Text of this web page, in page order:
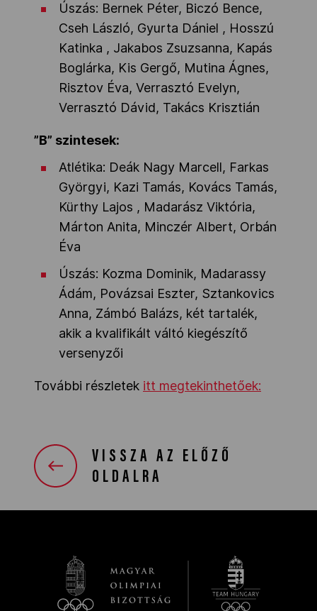
Úszás: Bernek Péter, Biczó Bence,
Cseh László, Gyurta Dániel , Hosszú
Katinka , Jakabos Zsuzsanna, Kapás
Boglárka, Kis Gergő, Mutina Ágnes,
Risztov Éva, Verrasztó Evelyn,
Verrasztó Dávid, Takács Krisztián
”B” szintesek:
Atlétika: Deák Nagy Marcell, Farkas
Györgyi, Kazi Tamás, Kovács Tamás,
Kürthy Lajos , Madarász Viktória,
Márton Anita, Minczér Albert, Orbán
Éva
Úszás: Kozma Dominik, Madarassy
Ádám, Povázsai Eszter, Sztankovics
Anna, Zámbó Balázs, két tartalék,
akik a kvalifikált váltó kiegészítő
versenyzői
További részletek itt megtekinthetőek:
VISSZA AZ ELŐZŐ
OLDALRA